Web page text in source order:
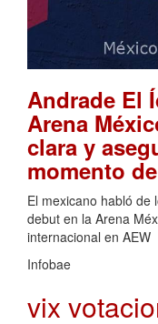
Andrade El
Arena
clara y
momento
El mexicano habló de
debut en la Arena
internacional en AEW
Infobae
vix